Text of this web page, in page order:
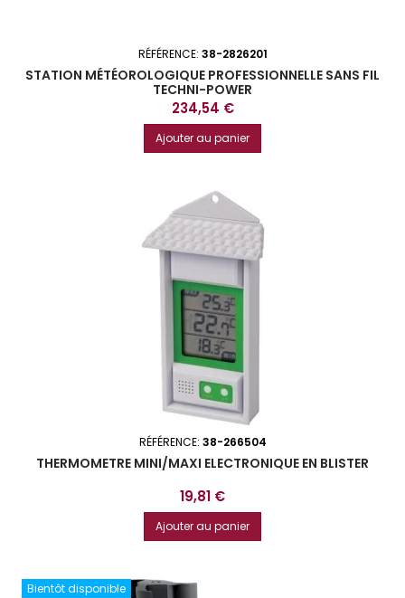
RÉFÉRENCE: 38-2826201
STATION MÉTÉOROLOGIQUE PROFESSIONNELLE SANS FIL
TECHNI-POWER
Prix
234,54 €
Ajouter au panier
RÉFÉRENCE: 38-266504
THERMOMETRE MINI/MAXI ELECTRONIQUE EN BLISTER
Prix
19,81 €
Ajouter au panier
Bientôt disponible